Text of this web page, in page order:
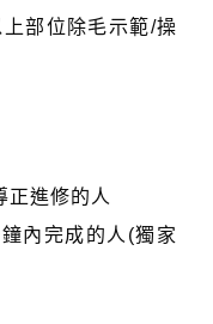
部位除毛示範/操
正進修的人
內完成的人(獨家